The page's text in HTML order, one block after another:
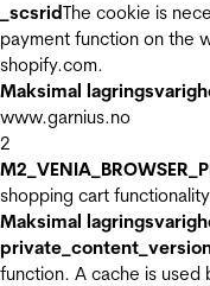
_scsridThe cookie is
payment function on the
shopify.com.
Maksimal
www.garnius.no
2
shopping cart
Maksimal
function. A cache is